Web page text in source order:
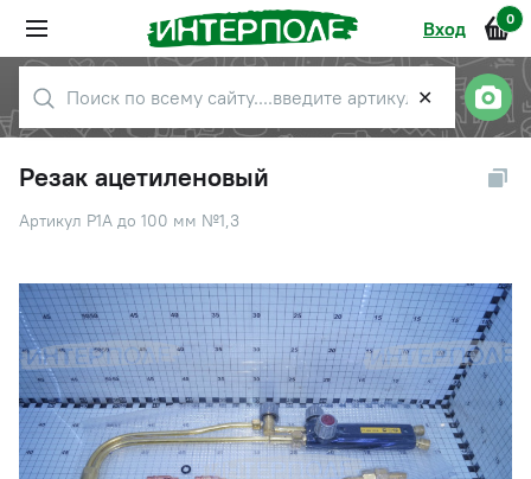
Вход 0
✕
Резак ацетиленовый
Артикул Р1А до 100 мм №1,3